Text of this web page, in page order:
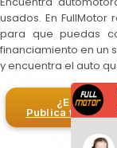
usados. En
para que puedas
financiamiento en un
y encuentra el auto
¿Eres
Publica tus